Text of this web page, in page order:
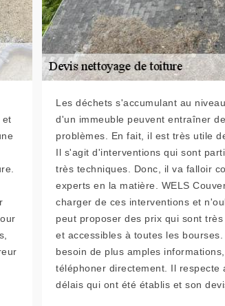
et
Les déchets s'accumulant au
d'un immeuble peuvent entraîner
problèmes. En fait, il est très utile
Il s'agit d'interventions qui sont
très techniques. Donc, il va falloir
experts en la matière. WELS
charger de ces interventions et
peut proposer des prix qui sont
et accessibles à toutes les
besoin de plus amples
téléphoner directement. Il respecte
délais qui ont été établis et son